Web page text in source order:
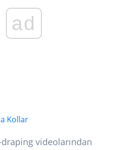
ad
Kollar
videolarından